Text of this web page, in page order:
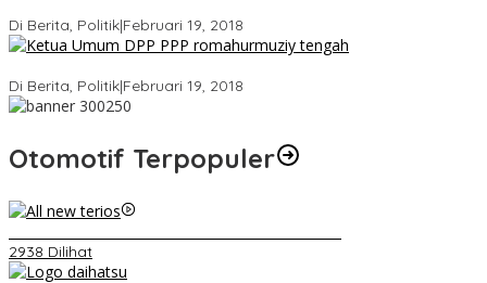
Di Berita, Politik|Februari 19, 2018
Di Berita, Politik|Februari 19, 2018
Otomotif Terpopuler
2938 Dilihat